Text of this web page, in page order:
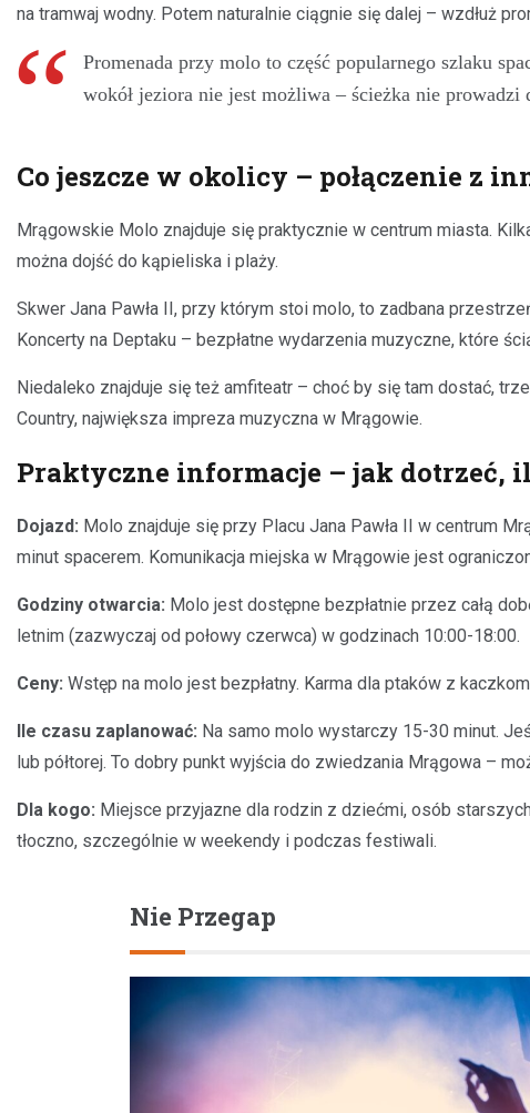
na tramwaj wodny. Potem naturalnie ciągnie się dalej – wzdłuż
Promenada przy molo to część popularnego szlaku
wokół jeziora nie jest możliwa – ścieżka nie prowadzi
Co jeszcze w okolicy – połączenie z
Mrągowskie Molo znajduje się praktycznie w centrum miasta.
można dojść do kąpieliska i plaży.
Skwer Jana Pawła II, przy którym stoi molo, to zadbana
Koncerty na Deptaku – bezpłatne wydarzenia muzyczne, które
Niedaleko znajduje się też amfiteatr – choć by się tam dostać,
Country, największa impreza muzyczna w Mrągowie.
Praktyczne informacje – jak dotrzeć,
Dojazd: Molo znajduje się przy Placu Jana Pawła II w centrum
minut spacerem. Komunikacja miejska w Mrągowie jest
Godziny otwarcia: Molo jest dostępne bezpłatnie przez całą
letnim (zazwyczaj od połowy czerwca) w godzinach 10:00-18:00.
Ceny: Wstęp na molo jest bezpłatny. Karma dla ptaków z
Ile czasu zaplanować: Na samo molo wystarczy 15-30 minut.
lub półtorej. To dobry punkt wyjścia do zwiedzania Mrągowa –
Dla kogo: Miejsce przyjazne dla rodzin z dziećmi, osób
tłoczno, szczególnie w weekendy i podczas festiwali.
Nie Przegap